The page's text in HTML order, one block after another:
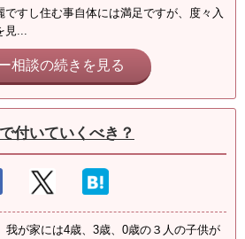
ですし住む事自体には満足ですが、度々入
...
相談の続きを見る
付いていくべき？
我が家には4歳、3歳、0歳の３人の子供が